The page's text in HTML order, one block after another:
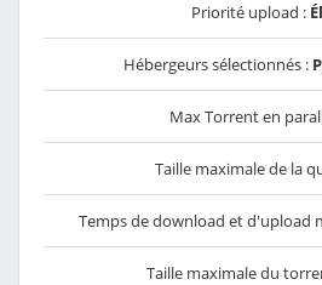
Priorité upload :
Hébergeurs sélectionnés :
Max Torrent en
Taille maximale de la
Temps de download et d'upload
Taille maximale du